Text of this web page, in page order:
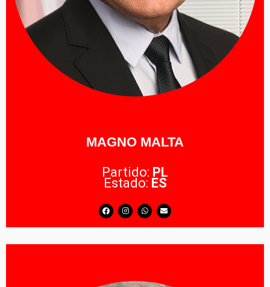
MAGNO MALTA
Partido: PL
Estado: ES